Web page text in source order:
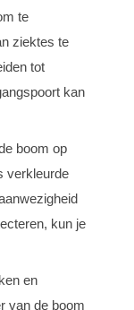
te
ziektes te
tot
kan
boom op
verkleurde
kun je
en
van de boom